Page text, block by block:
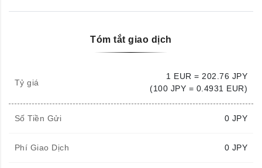
Tóm tắt giao dịch
Tỷ giá
1 EUR = 202.76 JPY
(100 JPY = 0.4931 EUR)
Số Tiền Gửi 0 JPY
Phí Giao Dịch 0 JPY